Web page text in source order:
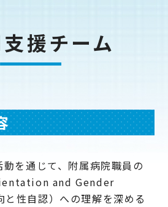
援チーム
を通じて、附属病院職員の
and Gender
性自認）への理解を深める